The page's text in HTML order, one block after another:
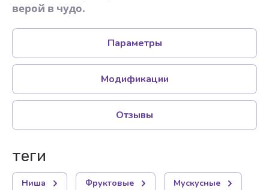
верой в чудо.
Параметры
Модификации
Отзывы
теги
Ниша Фруктовые Мускусные